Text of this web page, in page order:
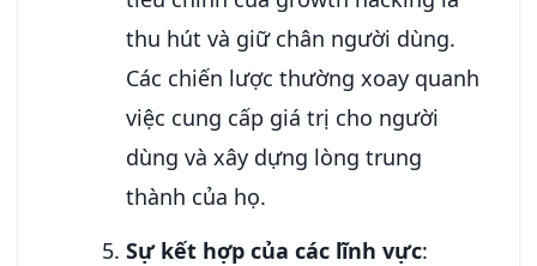
thu hút và giữ chân người dùng.
Các chiến lược thường xoay quanh
việc cung cấp giá trị cho người
dùng và xây dựng lòng trung
thành của họ.
Sự kết hợp của các lĩnh vực: